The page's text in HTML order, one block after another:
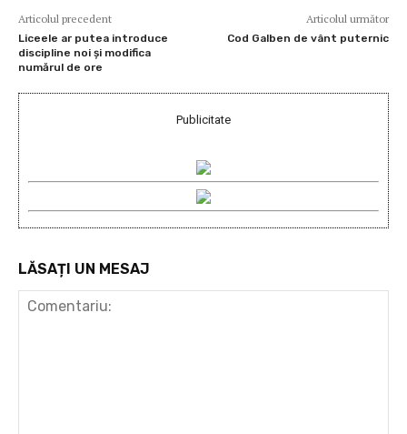
Articolul precedent
Liceele ar putea introduce
discipline noi și modifica
numărul de ore
Articolul următor
Cod Galben de vânt puternic
Publicitate
LĂSAȚI UN MESAJ